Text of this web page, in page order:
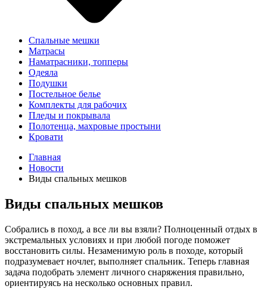
Спальные мешки
Матрасы
Наматрасники, топперы
Одеяла
Подушки
Постельное белье
Комплекты для рабочих
Пледы и покрывала
Полотенца, махровые простыни
Кровати
Главная
Новости
Виды спальных мешков
Виды спальных мешков
Собрались в поход, а все ли вы взяли? Полноценный отдых в
экстремальных условиях и при любой погоде поможет
восстановить силы. Незаменимую роль в походе, который
подразумевает ночлег, выполняет спальник. Теперь главная
задача подобрать элемент личного снаряжения правильно,
ориентируясь на несколько основных правил.